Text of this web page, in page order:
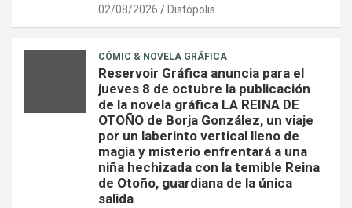
02/08/2026 Distópolis
CÓMIC & NOVELA GRÁFICA
Reservoir Gráfica anuncia para el
jueves 8 de octubre la publicación
de la novela gráfica LA REINA DE
OTOÑO de Borja González, un viaje
por un laberinto vertical lleno de
magia y misterio enfrentará a una
niña hechizada con la temible Reina
de Otoño, guardiana de la única
salida